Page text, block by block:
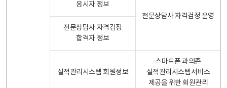
응시자 정보
전문상담사 자격검정 운영
전문상담사 자격검정
합격자 정보
실적관리시스템 회원정보
스마트폰 과의존
실적관리시스템서비스
제공을 위한 회원관리